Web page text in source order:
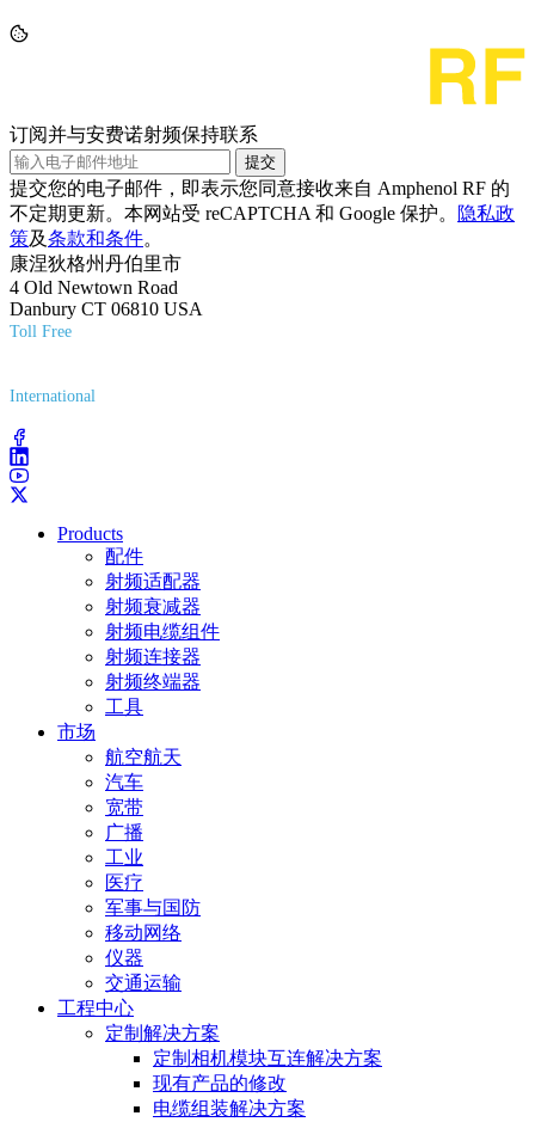
订阅并与安费诺射频保持联系
提交
提交您的电子邮件，即表示您同意接收来自 Amphenol RF 的
不定期更新。本网站受 reCAPTCHA 和 Google 保护。
隐私政
策及条款和条件。
康涅狄格州丹伯里市
4 Old Newtown Road
Danbury CT 06810 USA
Toll Free
International
Products
配件
射频适配器
射频衰减器
射频电缆组件
射频连接器
射频终端器
工具
市场
航空航天
汽车
宽带
广播
工业
医疗
军事与国防
移动网络
仪器
交通运输
工程中心
定制解决方案
定制相机模块互连解决方案
现有产品的修改
电缆组装解决方案